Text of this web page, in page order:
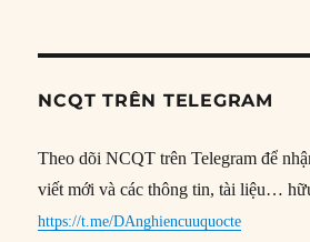
NCQT TRÊN TELEGRAM
Theo dõi NCQT trên Telegram để
viết mới và các thông tin, tài liệu…
https://t.me/DAnghiencuuquocte